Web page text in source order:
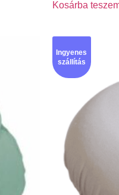
Kosárba
Ingyenes
szállítás